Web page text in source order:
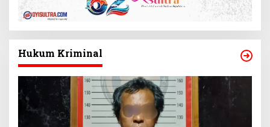
Hukum Kriminal